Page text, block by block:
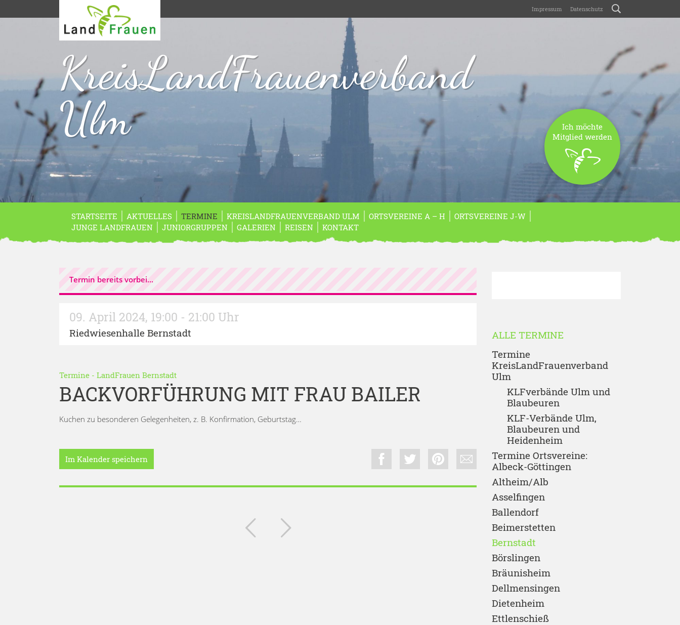
Impressum Datenschutz
KreisLandFrauenverband
Ulm
Ich möchte
Mitglied werden
STARTSEITE AKTUELLES TERMINE KREISLANDFRAUENVERBAND ULM ORTSVEREINE A – H
ORTSVEREINE J-W
JUNGE LANDFRAUEN
JUNIORGRUPPEN GALERIEN REISEN KONTAKT
Termin bereits vorbei...
09. April 2024, 19:00 - 21:00 Uhr
Riedwiesenhalle Bernstadt
Termine - LandFrauen Bernstadt
BACKVORFÜHRUNG MIT FRAU BAILER
Kuchen zu besonderen Gelegenheiten, z. B. Konfirmation, Geburtstag…
Im Kalender speichern
ALLE TERMINE
Termine
KreisLandFrauenverband
Ulm
KLFverbände Ulm und
Blaubeuren
KLF-Verbände Ulm,
Blaubeuren und
Heidenheim
Termine Ortsvereine:
Albeck-Göttingen
Altheim/Alb
Asselfingen
Ballendorf
Beimerstetten
Bernstadt
Börslingen
Bräunisheim
Dellmensingen
Dietenheim
Ettlenschieß